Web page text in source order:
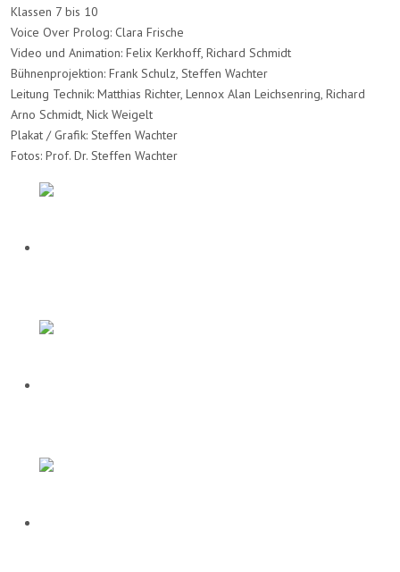
Klassen 7 bis 10
Voice Over Prolog: Clara Frische
Video und Animation: Felix Kerkhoff, Richard Schmidt
Bühnenprojektion: Frank Schulz, Steffen Wachter
Leitung Technik: Matthias Richter, Lennox Alan Leichsenring, Richard
Arno Schmidt, Nick Weigelt
Plakat / Grafik: Steffen Wachter
Fotos: Prof. Dr. Steffen Wachter